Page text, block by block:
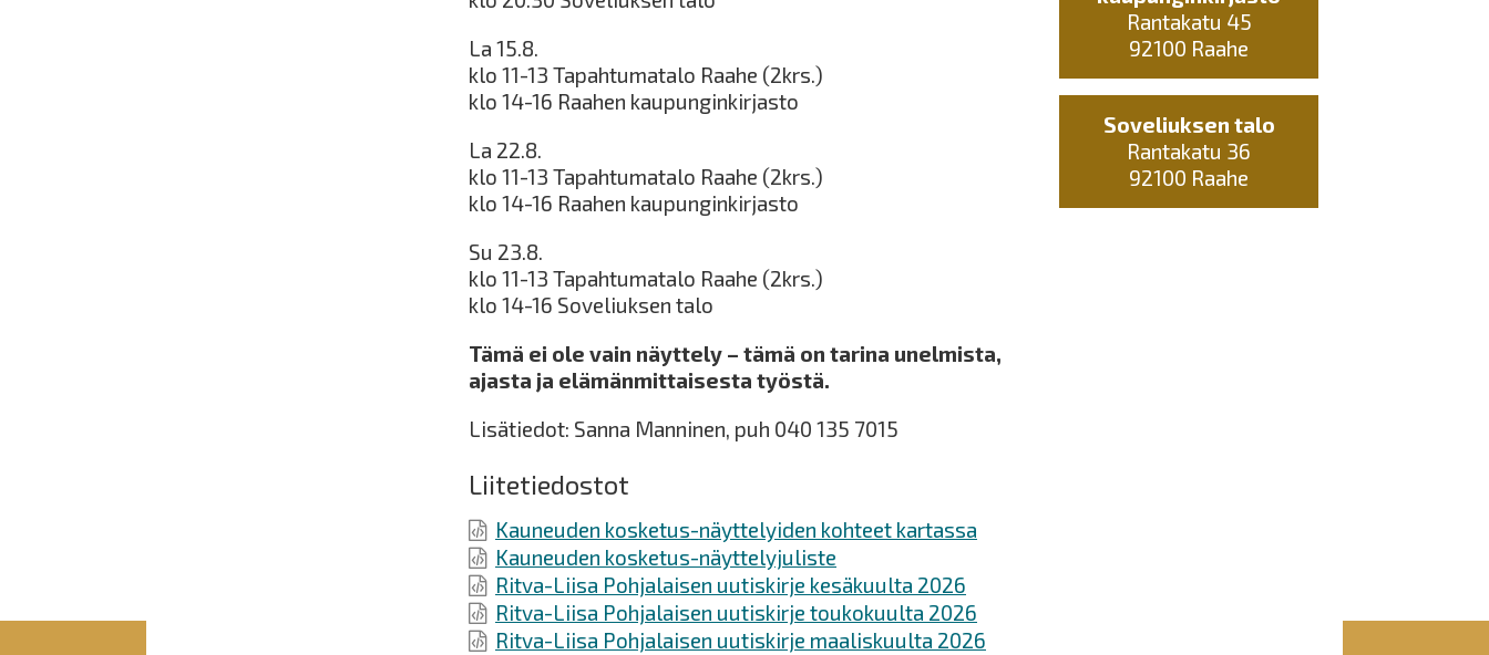
La 15.8.
klo 11-13 Tapahtumatalo Raahe (2krs.)
klo 14-16 Raahen kaupunginkirjasto
La 22.8.
klo 11-13 Tapahtumatalo Raahe (2krs.)
klo 14-16 Raahen kaupunginkirjasto
Su 23.8.
klo 11-13 Tapahtumatalo Raahe (2krs.)
klo 14-16 Soveliuksen talo
Tämä ei ole vain näyttely – tämä on tarina unelmista,
ajasta ja elämänmittaisesta työstä.
Lisätiedot: Sanna Manninen, puh 040 135 7015
Liitetiedostot
Kauneuden kosketus-näyttelyiden kohteet kartassa
Kauneuden kosketus-näyttelyjuliste
Ritva-Liisa Pohjalaisen uutiskirje kesäkuulta 2026
Ritva-Liisa Pohjalaisen uutiskirje toukokuulta 2026
Ritva-Liisa Pohjalaisen uutiskirje maaliskuulta 2026
Rantakatu 45
92100 Raahe
Soveliuksen talo
Rantakatu 36
92100 Raahe